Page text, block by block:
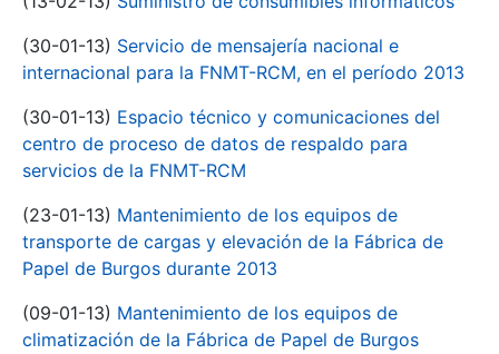
(30-01-13) Servicio de mensajería nacional e
internacional para la FNMT-RCM, en el período 2013
(30-01-13) Espacio técnico y comunicaciones del
centro de proceso de datos de respaldo para
servicios de la FNMT-RCM
(23-01-13) Mantenimiento de los equipos de
transporte de cargas y elevación de la Fábrica de
Papel de Burgos durante 2013
(09-01-13) Mantenimiento de los equipos de
climatización de la Fábrica de Papel de Burgos